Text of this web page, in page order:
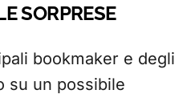
SORPRESE
bookmaker e degli
su un possibile